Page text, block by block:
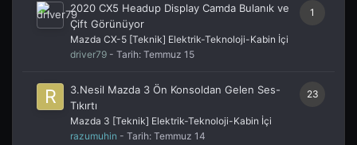
1
2020 CX5 Headup Display Camda Bulanık ve
Çift Görünüyor
Mazda CX-5 [Teknik] Elektrik-Teknoloji-Kabin İçi
driver79 - Tarih: Temmuz 15
23
3.Nesil Mazda 3 Ön Konsoldan Gelen Ses-
Tıkırtı
Mazda 3 [Teknik] Elektrik-Teknoloji-Kabin İçi
razumuhin - Tarih: Temmuz 14